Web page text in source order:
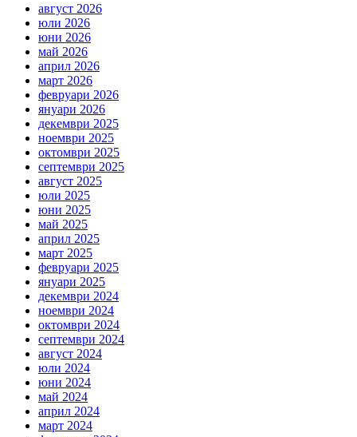
август 2026
юли 2026
юни 2026
май 2026
април 2026
март 2026
февруари 2026
януари 2026
декември 2025
ноември 2025
октомври 2025
септември 2025
август 2025
юли 2025
юни 2025
май 2025
април 2025
март 2025
февруари 2025
януари 2025
декември 2024
ноември 2024
октомври 2024
септември 2024
август 2024
юли 2024
юни 2024
май 2024
април 2024
март 2024